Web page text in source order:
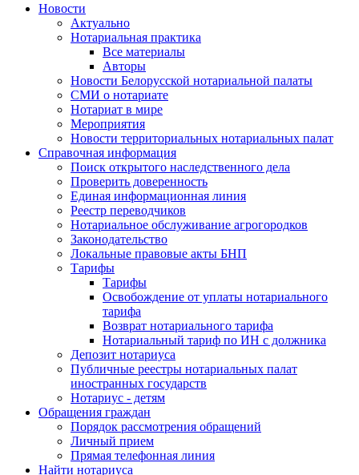
Новости
Актуально
Нотариальная практика
Все материалы
Авторы
Новости Белорусской нотариальной палаты
СМИ о нотариате
Нотариат в мире
Мероприятия
Новости территориальных нотариальных палат
Справочная информация
Поиск открытого наследственного дела
Проверить доверенность
Единая информационная линия
Реестр переводчиков
Нотариальное обслуживание агрогородков
Законодательство
Локальные правовые акты БНП
Тарифы
Тарифы
Освобождение от уплаты нотариального
тарифа
Возврат нотариального тарифа
Нотариальный тариф по ИН с должника
Депозит нотариуса
Публичные реестры нотариальных палат
иностранных государств
Нотариус - детям
Обращения граждан
Порядок рассмотрения обращений
Личный прием
Прямая телефонная линия
Найти нотариуса